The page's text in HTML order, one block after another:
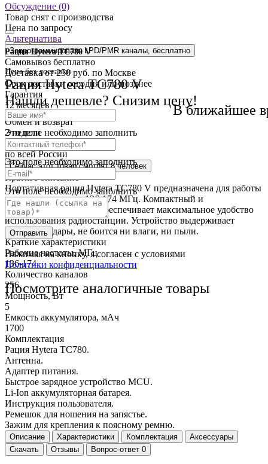
Обсуждение (0)
Рация Hytera TC780 V
Цена без доставки
Рация Hytera TC780 V
Нашли дешевле? Снизим цену!
Это поле необходимо заполнить
Это поле необходимо заполнить
Это поле необходимо заполнить
Отправить
Нажимая на кнопку, я согласен с условиями
Политики конфиденциальности
Посмотрите аналогичные товары
Товар снят с производства
В ближайшее
Цена по запросу
Альтернатива
Запрограммировать LPD/PMR каналы, бесплатно
Самовывоз бесплатно
Доставка от 250 руб. по Москве
Cрок доставки сегодня или позднее
Гарантия
12 месяцев
Обмен и возврат
2 недели
Доставка
по всей России
Сейчас этот товарсмотрят 8 человек
Краткое описание
Портативная рация Hytera TC780 V предназначена для работы
в диапазоне частот 136-174 МГц. Компактный и
эргономичный корпус обеспечивает максимальное удобство
использования радиостанции. Устройство выдерживает
падения и удары, не боится ни влаги, ни пыли.
Краткие характеристики
Рабочие частоты, МГц
136-174
Количество каналов
256
Мощность, Вт
5
Емкость аккумулятора, мАч
1700
Комплектация
Рация Hytera TC780.
Антенна.
Адаптер питания.
Быстрое зарядное устройство MCU.
Li-Ion аккумуляторная батарея.
Инструкция пользователя.
Ремешок для ношения на запястье.
Зажим для крепления к поясному ремню.
Описание Характеристики Комплектация
Аксессуары
Скачать
Отзывы Вопрос-ответ 0